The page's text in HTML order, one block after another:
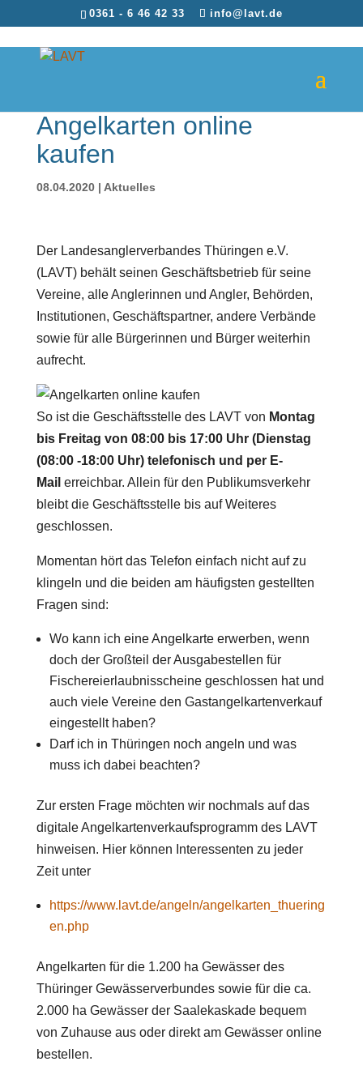
0361 - 6 46 42 33 info@lavt.de
Angelkarten online
kaufen
08.04.2020| Aktuelles
Der Landesanglerverbandes Thüringen e.V.
(LAVT) behält seinen Geschäftsbetrieb für seine
Vereine, alle Anglerinnen und Angler, Behörden,
Institutionen, Geschäftspartner, andere Verbände
sowie für alle Bürgerinnen und Bürger weiterhin
aufrecht.
So ist die Geschäftsstelle des LAVT von Montag
bis Freitag von 08:00 bis 17:00 Uhr (Dienstag
(08:00 -18:00 Uhr) telefonisch und per E-
Mail erreichbar. Allein für den Publikumsverkehr
bleibt die Geschäftsstelle bis auf Weiteres
geschlossen.
Momentan hört das Telefon einfach nicht auf zu
klingeln und die beiden am häufigsten gestellten
Fragen sind:
Wo kann ich eine Angelkarte erwerben, wenn
doch der Großteil der Ausgabestellen für
Fischereierlaubnisscheine geschlossen hat und
auch viele Vereine den Gastangelkartenverkauf
eingestellt haben?
Darf ich in Thüringen noch angeln und was
muss ich dabei beachten?
Zur ersten Frage möchten wir nochmals auf das
digitale Angelkartenverkaufsprogramm des LAVT
hinweisen. Hier können Interessenten zu jeder
Zeit unter
https://www.lavt.de/angeln/angelkarten_thuering
en.php
Angelkarten für die 1.200 ha Gewässer des
Thüringer Gewässerverbundes sowie für die ca.
2.000 ha Gewässer der Saalekaskade bequem
von Zuhause aus oder direkt am Gewässer online
bestellen.